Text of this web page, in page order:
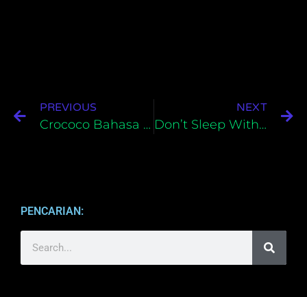
PREVIOUS
Crococo Bahasa Indonesia Untuk PC
NEXT
Don’t Sleep With The Fishes Bahasa Indonesia Untuk PC
PENCARIAN: